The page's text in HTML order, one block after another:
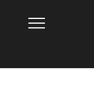
Info